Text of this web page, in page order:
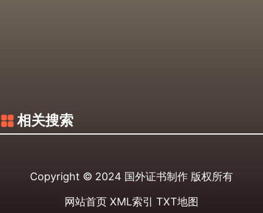
相关搜索
Copyright © 2024 国外证书制作 版权所有
网站首页 XML索引 TXT地图